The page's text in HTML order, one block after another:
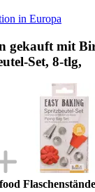
in Europa
gekauft mit
Set, 8-tlg,